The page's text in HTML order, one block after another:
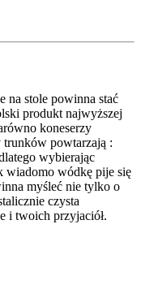
na stole powinna stać
produkt najwyższej
koneserzy
powtarzają :
wybierając
wiadomo wódkę pije się
myśleć nie tylko o
czysta
i twoich przyjaciół.